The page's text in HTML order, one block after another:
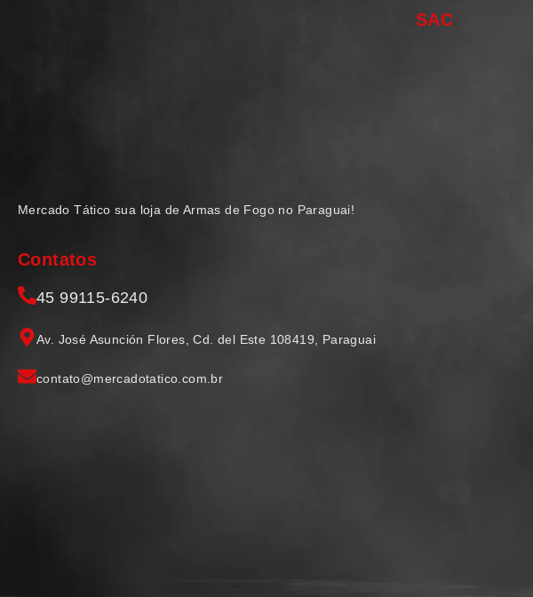
Mercado Tático sua loja de Armas de Fogo no Paraguai!
Contatos
45 99115-6240
Av. José Asunción Flores, Cd. del Este 108419, Paraguai
contato@mercadotatico.com.br
SAC